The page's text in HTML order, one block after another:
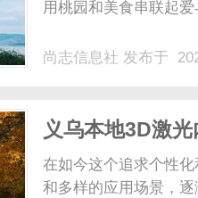
用桃园和美食串联起
尚志信息社 发布于
义乌本地3D激
在如今这个追求个性
和多样的应用场景，